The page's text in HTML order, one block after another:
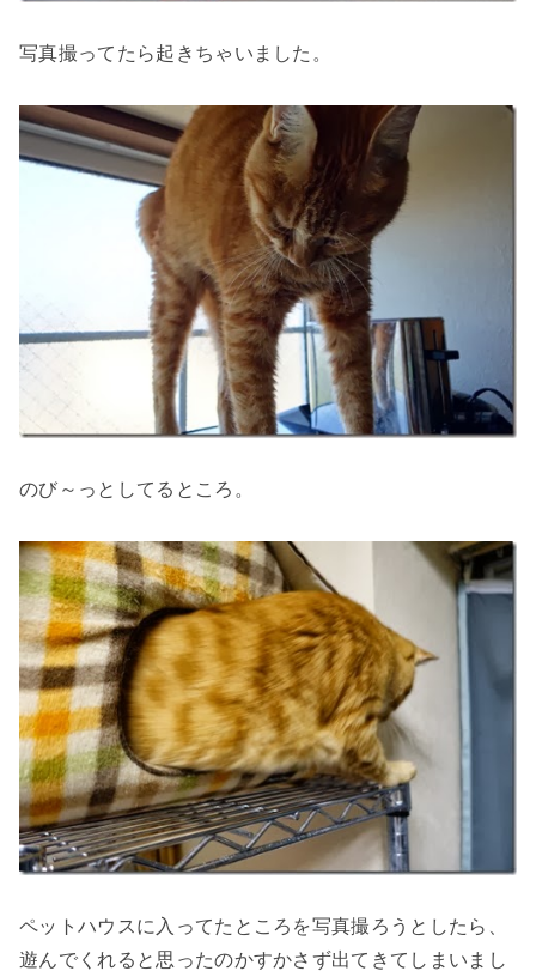
写真撮ってたら起きちゃいました。
のび～っとしてるところ。
ペットハウスに入ってたところを写真撮ろうとしたら、
遊んでくれると思ったのかすかさず出てきてしまいまし